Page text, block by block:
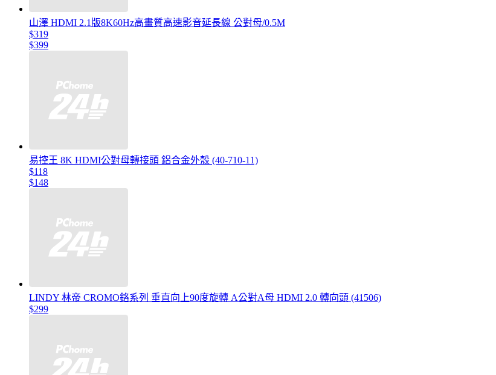
山澤 HDMI 2.1版8K60Hz高畫質高速影音延長線 公對母/0.5M
$319
$399
易控王 8K HDMI公對母轉接頭 鋁合金外殼 (40-710-11)
$118
$148
LINDY 林帝 CROMO鉻系列 垂直向上90度旋轉 A公對A母 HDMI 2.0 轉向頭 (41506)
$299